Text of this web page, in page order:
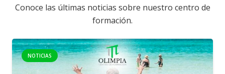
Conoce las últimas noticias sobre nuestro centro de
formación.
NOTICIAS